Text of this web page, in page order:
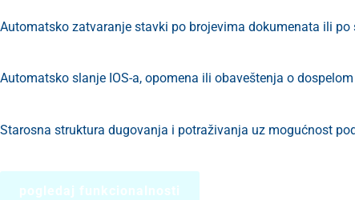
Automatsko zatvaranje stavki po brojevima dokumenata ili po
Automatsko slanje IOS-a, opomena ili obaveštenja o
Starosna struktura dugovanja i potraživanja uz mogućnost
pogledaj funkcionalnosti